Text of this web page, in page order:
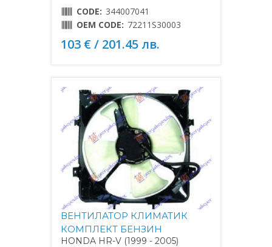
CODE: 344007041
OEM CODE: 72211S30003
103 € / 201.45 лв.
ВЕНТИЛАТОР КЛИМАТИК
КОМПЛЕКТ БЕНЗИН
HONDA HR-V (1999 - 2005)